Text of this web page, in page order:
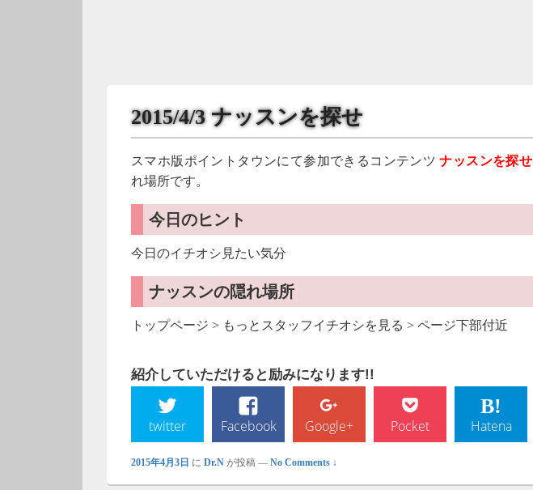
2015/4/3 ナッスンを探せ
スマホ版ポイントタウンにて参加できるコンテンツナッスンを探せ
れ場所です。
今日のヒント
今日のイチオシ見たい気分
ナッスンの隠れ場所
トップページ > もっとスタッフイチオシを見る > ページ下部付近
紹介していただけると励みになります!!
twitter Facebook Google+ Pocket Hatena
2015年4月3日 に Dr.N が投稿 — No Comments ↓